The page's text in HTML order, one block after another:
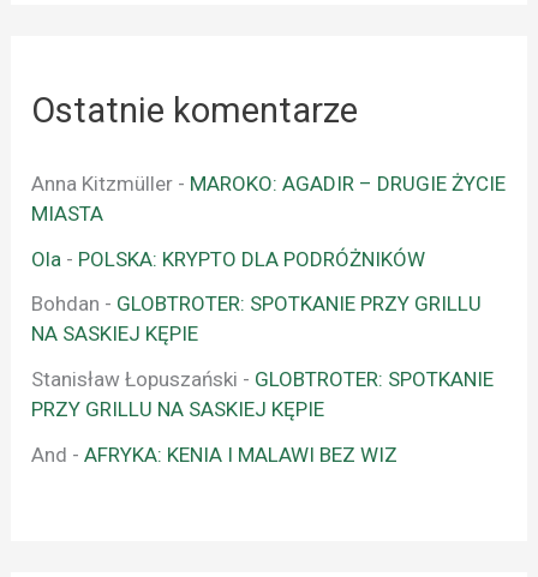
Ostatnie komentarze
Anna Kitzmüller - MAROKO: AGADIR – DRUGIE ŻYCIE
MIASTA
Ola - POLSKA: KRYPTO DLA PODRÓŻNIKÓW
Bohdan - GLOBTROTER: SPOTKANIE PRZY GRILLU
NA SASKIEJ KĘPIE
Stanisław Łopuszański - GLOBTROTER: SPOTKANIE
PRZY GRILLU NA SASKIEJ KĘPIE
And -AFRYKA: KENIA I MALAWI BEZ WIZ